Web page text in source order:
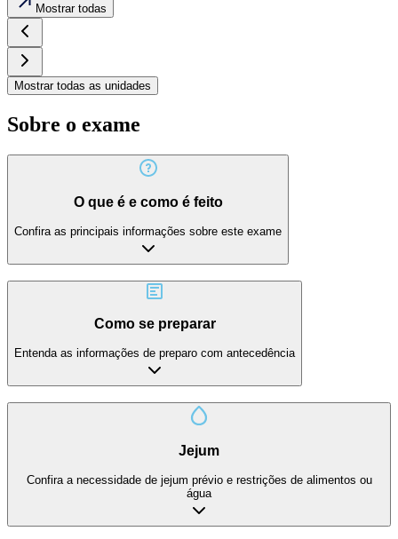
Mostrar todas
Mostrar todas as unidades
Sobre o exame
O que é e como é feito
Confira as principais informações sobre este exame
Como se preparar
Entenda as informações de preparo com antecedência
Jejum
Confira a necessidade de jejum prévio e restrições de alimentos ou
água